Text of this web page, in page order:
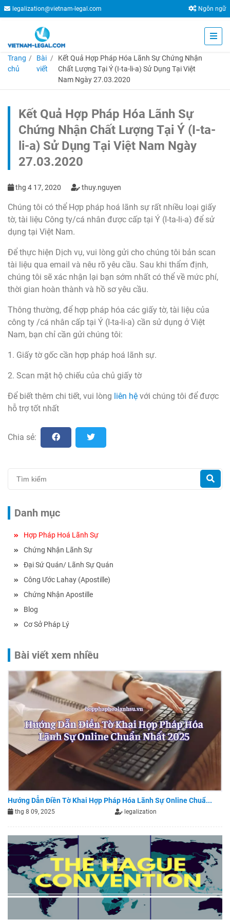
legalization@vietnam-legal.com Ngôn ngữ
Trang
chủ
Bài
viết
Kết Quả Hợp Pháp Hóa Lãnh Sự Chứng Nhận
Chất Lượng Tại Ý (I-ta-li-a) Sử Dụng Tại Việt
Nam Ngày 27.03.2020
Kết Quả Hợp Pháp Hóa Lãnh Sự
Chứng Nhận Chất Lượng Tại Ý (I-ta-
li-a) Sử Dụng Tại Việt Nam Ngày
27.03.2020
thg 4 17, 2020 thuy.nguyen
Chúng tôi có thể Hợp pháp hoá lãnh sự rất nhiều loại giấy
tờ, tài liệu Công ty/cá nhân được cấp tại Ý (I-ta-li-a) để sử
dụng tại Việt Nam.
Để thực hiện Dịch vụ, vui lòng gửi cho chúng tôi bản scan
tài liệu qua email và nêu rõ yêu cầu. Sau khi thẩm định,
chúng tôi sẽ xác nhận lại bạn sớm nhất có thể về mức phí,
thời gian hoàn thành và hồ sơ yêu cầu.
Thông thường, để hợp pháp hóa các giấy tờ, tài liệu của
công ty /cá nhân cấp tại Ý (I-ta-li-a) cần sử dụng ở Việt
Nam, bạn chỉ cần gửi chúng tôi:
1. Giấy tờ gốc cần hợp pháp hoá lãnh sự.
2. Scan mặt hộ chiếu của chủ giấy tờ
Để biết thêm chi tiết, vui lòng liên hệ với chúng tôi để được
hỗ trợ tốt nhất
Chia sẻ:
Danh mục
Hợp Pháp Hoá Lãnh Sự
Chứng Nhận Lãnh Sự
Đại Sứ Quán/ Lãnh Sự Quán
Công Ước Lahay (Apostille)
Chứng Nhận Apostille
Blog
Cơ Sở Pháp Lý
Bài viết xem nhiều
Hướng Dẫn Điền Tờ Khai Hợp Pháp Hóa Lãnh Sự Online Chuẩ...
thg 8 09, 2025 legalization